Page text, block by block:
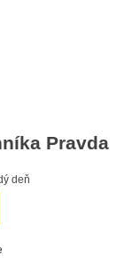
Pravda
deň